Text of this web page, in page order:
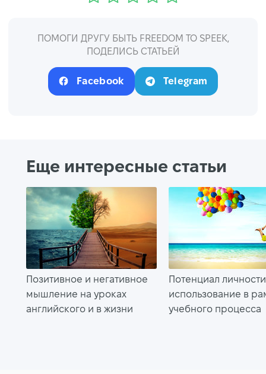
ПОМОГИ ДРУГУ БЫТЬ FREEDOM TO SPEEK,
ПОДЕЛИСЬ СТАТЬЕЙ
Facebook Telegram
Еще интересные статьи
Позитивное и негативное
мышление на уроках
английского и в жизни
Потенциал
использование в
учебного процесса